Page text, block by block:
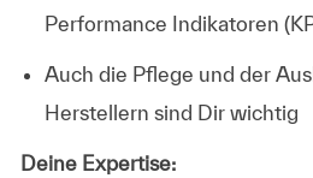
Performance Indikatoren
Auch die Pflege und der
Herstellern sind Dir wichtig
​Deine Expertise: